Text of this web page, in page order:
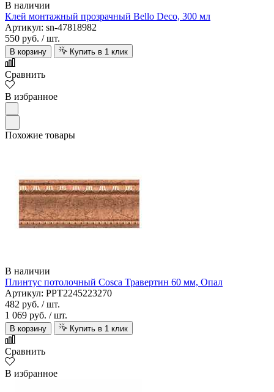
В наличии
Клей монтажный прозрачный Bello Deco, 300 мл
Артикул: sn-47818982
550 руб. / шт.
В корзину Купить в 1 клик
Сравнить
В избранное
Похожие товары
В наличии
Плинтус потолочный Cosca Травертин 60 мм, Опал
Артикул: PPT2245223270
482 руб. / шт.
1 069 руб. / шт.
В корзину Купить в 1 клик
Сравнить
В избранное